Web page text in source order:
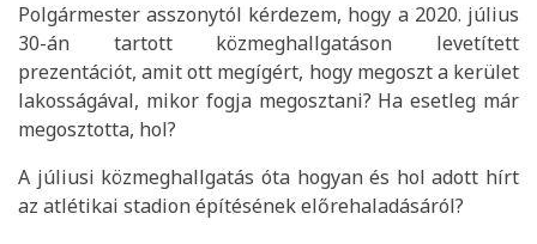
Polgármester asszonytól kérdezem, hogy a 2020. július
30-án tartott közmeghallgatáson levetített
prezentációt, amit ott megígért, hogy megoszt a kerület
lakosságával, mikor fogja megosztani? Ha esetleg már
megosztotta, hol?
A júliusi közmeghallgatás óta hogyan és hol adott hírt
az atlétikai stadion építésének előrehaladásáról?